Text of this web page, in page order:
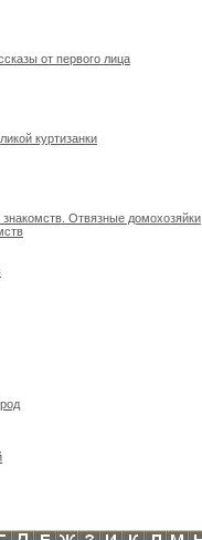
от первого лица
куртизанки
Отвязные домохозяйки